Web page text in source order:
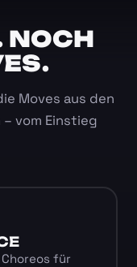
NOCH
Moves aus den
vom Einstieg
für